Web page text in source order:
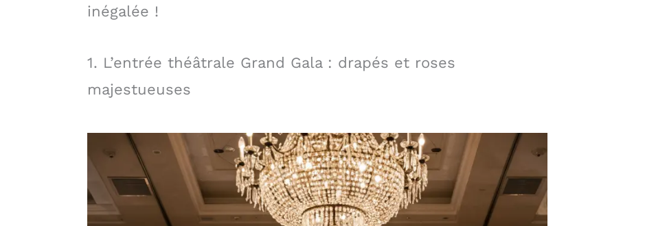
inégalée !
1. L’entrée théâtrale Grand Gala : drapés et roses
majestueuses